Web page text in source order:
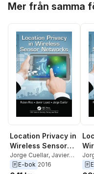
Mer från samma
Location Privacy in
Wireless Sensor
Networks
Jorge Cuellar, Javier
Lopez,Ruben Rios
E-bok 2016